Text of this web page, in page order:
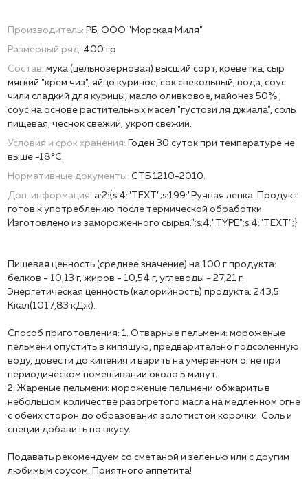
Производитель: РБ, ООО "Морская Миля"
Размерный ряд: 400 гр
Состав: мука (цельнозерновая) высший сорт, креветка, сыр
мягкий "крем чиз", яйцо куриное, сок свекольный, вода, соус
чили сладкий для курицы, масло оливковое, майонез 50% ,
соус на основе растительных масел "густози ля джиала", соль
пищевая, чеснок свежий, укроп свежий.
Условия и срок хранения: Годен 30 суток при температуре не
выше -18°С.
Нормативные документы: СТБ 1210-2010.
Доп. информация: a:2:{s:4:"TEXT";s:199:"Ручная лепка. Продукт
готов к употреблению после термической обработки.
Изготовлено из замороженного сырья.";s:4:"TYPE";s:4:"TEXT";}
Пищевая ценность (среднее значение) на 100 г продукта:
белков - 10,13 г, жиров - 10,54 г, углеводы - 27,21 г.
Энергетическая ценность (калорийность) продукта: 243,5
Ккал(1017,83 кДж).
Способ приготовления: 1. Отварные пельмени: мороженые
пельмени опустить в кипящую, предварительно подсоленную
воду, довести до кипения и варить на умеренном огне при
периодическом помешивании около 5 минут.
2. Жареные пельмени: мороженые пельмени обжарить в
небольшом количестве разогретого масла на медленном огне
с обеих сторон до образования золотистой корочки. Соль и
специи добавить по вкусу.
Подавать рекомендуем со сметаной и зеленью или с другим
любимым соусом. Приятного аппетита!